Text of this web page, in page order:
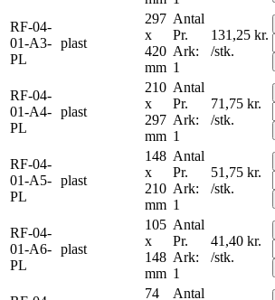
RF-04-
01-A3-
PL
plast
297
x
420
mm
Antal
Pr.
Ark:
1
131,25 kr.
/stk.
RF-04-
01-A4-
PL
plast
210
x
297
mm
Antal
Pr.
Ark:
1
71,75 kr.
/stk.
RF-04-
01-A5-
PL
plast
148
x
210
mm
Antal
Pr.
Ark:
1
51,75 kr.
/stk.
RF-04-
01-A6-
PL
plast
105
x
148
mm
Antal
Pr.
Ark:
1
41,40 kr.
/stk.
74 Antal